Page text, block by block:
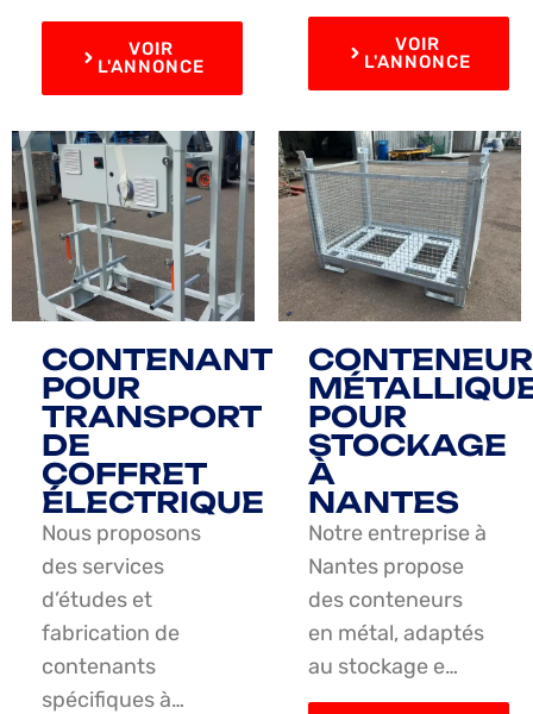
VOIR
L'ANNONCE
VOIR
L'ANNONCE
CONTENANT
POUR
TRANSPORT
DE
COFFRET
ÉLECTRIQUE
Nous proposons
des services
d’études et
fabrication de
contenants
spécifiques à…
POUR
STOCKAGE
À
NANTES
Notre entreprise à
Nantes propose
des conteneurs
en métal, adaptés
au stockage e…